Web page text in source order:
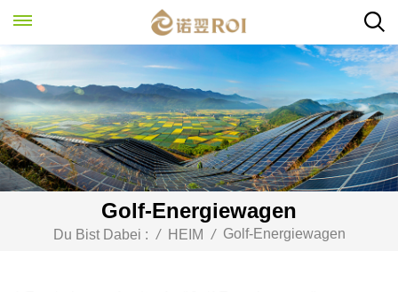
Golf-Energiewagen
Du Bist Dabei : / HEIM / Golf-Energiewagen